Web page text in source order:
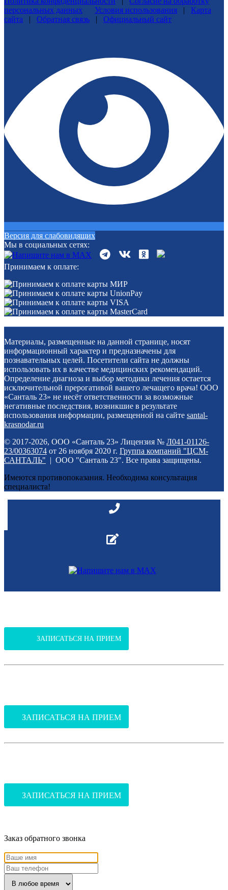
персональных данных
Условия использования |
Карта
сайта
| Обратная связь | Официальный сайт
Версия для слабовидящих
Мы в социальных сетях:
Принимаем к оплате:
Материалы, размещенные на данной странице, носят
информационный характер и предназначены для
познавательных целей. Посетители сайта не должны
использовать их в качестве медицинских рекомендаций.
Определение диагноза и выбор методики лечения остается
исключительной прерогативой вашего лечащего врача! ООО
«Санталь 23» не несёт ответственности за возможные
негативные последствия, возникшие в результате
использования информации, размещенной на сайте santal-
krasnodar.ru
© 2017-2026, ООО «Санталь 23» Лицензия № Л041-01126-
23/00363074 от 26 ноября 2020 г. Группа компаний "ЦСМ-
САНТАЛЬ" | ООО "Санталь 23". Все права защищены.
Имеются противопоказания. Необходима консультация
специалиста!
ЗАПИСАТЬСЯ НА ПРИЕМ
ЗАПИСАТЬСЯ НА ПРИЕМ
ЗАПИСАТЬСЯ НА ПРИЕМ
Заказ обратного звонка